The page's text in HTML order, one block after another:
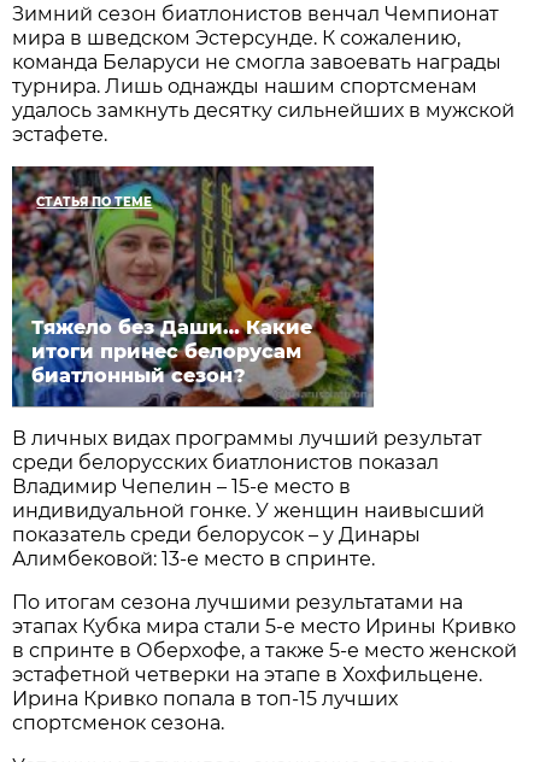
Зимний сезон биатлонистов венчал Чемпионат
мира в шведском Эстерсунде. К сожалению,
команда Беларуси не смогла завоевать награды
турнира. Лишь однажды нашим спортсменам
удалось замкнуть десятку сильнейших в мужской
эстафете.
СТАТЬЯ ПО ТЕМЕ
Тяжело без Даши… Какие
итоги принес белорусам
биатлонный сезон?
В личных видах программы лучший результат
среди белорусских биатлонистов показал
Владимир Чепелин – 15-е место в
индивидуальной гонке. У женщин наивысший
показатель среди белорусок – у Динары
Алимбековой: 13-е место в спринте.
По итогам сезона лучшими результатами на
этапах Кубка мира стали 5-е место Ирины Кривко
в спринте в Оберхофе, а также 5-е место женской
эстафетной четверки на этапе в Хохфильцене.
Ирина Кривко попала в топ-15 лучших
спортсменок сезона.